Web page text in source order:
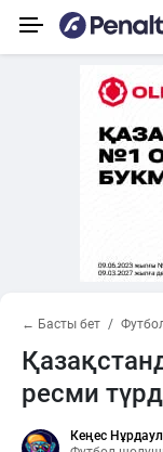
← Басты бет
ресми
Кеңес